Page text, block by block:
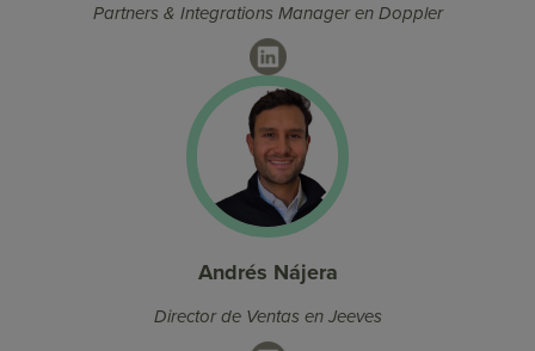
Partners & Integrations Manager en Doppler
LinkedIn
Andrés Nájera
Director de Ventas en Jeeves